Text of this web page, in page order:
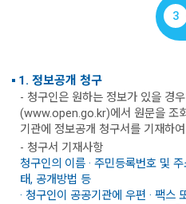
3
1. 정보공개 청구
- 청구인은 원하는 정보가 있을 경
(www.open.go.kr)에서 원문을 조
기관에 정보공개 청구서를 기재하
- 청구서 기재사항
청구인의 이름 · 주민등록번호 및
태, 공개방법 등
· 청구인이 공공기관에 우편 · 팩스